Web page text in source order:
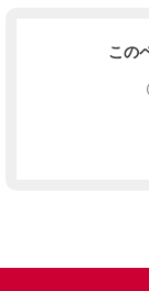
この